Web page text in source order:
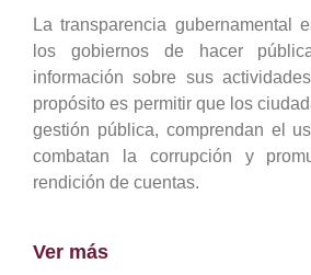
La transparencia gubernamental
los gobiernos de hacer
información sobre sus
propósito es permitir que los
gestión pública, comprendan el
combatan la corrupción y
rendición de cuentas.
Ver más